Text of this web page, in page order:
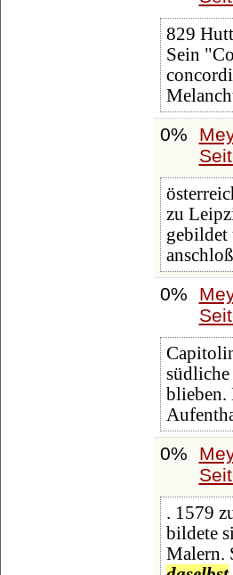
829
Sein
0%
zu
gebildet
0%
südliche
blieben.
0%
. 1579
bildete
Malern.